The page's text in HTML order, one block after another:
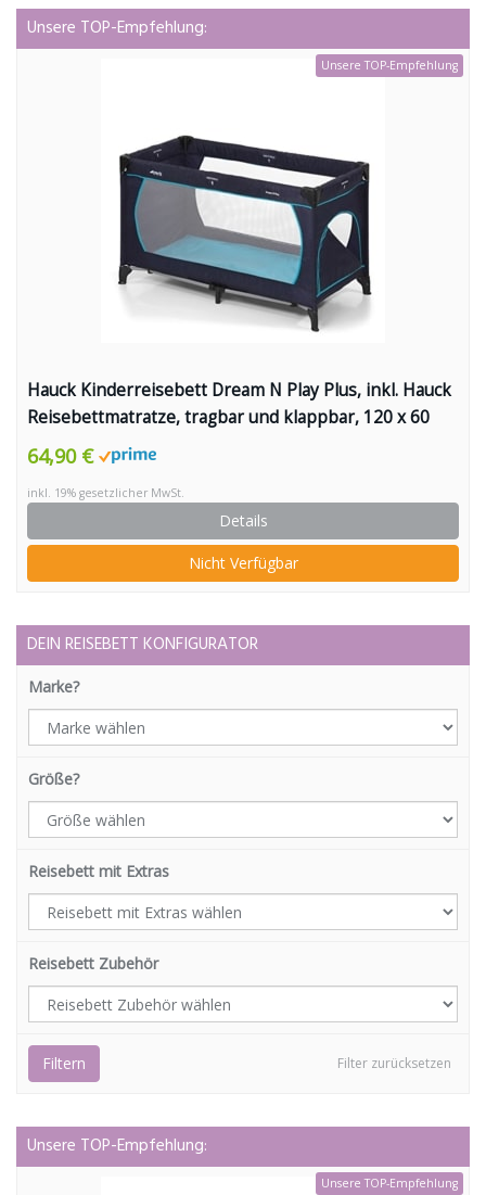
Unsere TOP-Empfehlung:
Unsere TOP-Empfehlung
Hauck Kinderreisebett Dream N Play Plus, inkl. Hauck
Reisebettmatratze, tragbar und klappbar, 120 x 60
cm, blau
64,90 €
inkl. 19% gesetzlicher MwSt.
Details
Nicht Verfügbar
DEIN REISEBETT KONFIGURATOR
Marke?
Größe?
Reisebett mit Extras
Reisebett Zubehör
Filter zurücksetzen
Filtern
Unsere TOP-Empfehlung:
Unsere TOP-Empfehlung